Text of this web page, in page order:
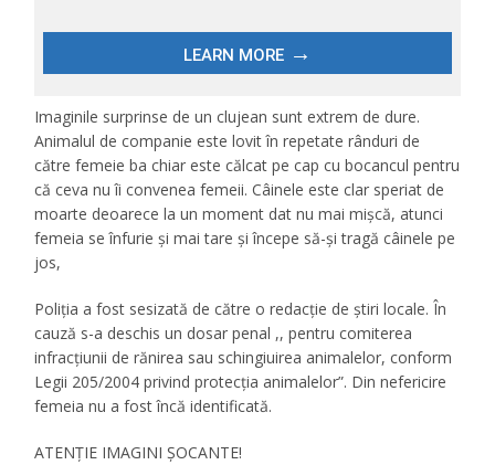
Imaginile surprinse de un clujean sunt extrem de dure.
Animalul de companie este lovit în repetate rânduri de
către femeie ba chiar este călcat pe cap cu bocancul pentru
că ceva nu îi convenea femeii. Câinele este clar speriat de
moarte deoarece la un moment dat nu mai mișcă, atunci
femeia se înfurie și mai tare și începe să-și tragă câinele pe
jos,
Poliția a fost sesizată de către o redacție de știri locale. În
cauză s-a deschis un dosar penal ,, pentru comiterea
infracțiunii de rănirea sau schingiuirea animalelor, conform
Legii 205/2004 privind protecția animalelor”. Din nefericire
femeia nu a fost încă identificată.
ATENȚIE IMAGINI ȘOCANTE!